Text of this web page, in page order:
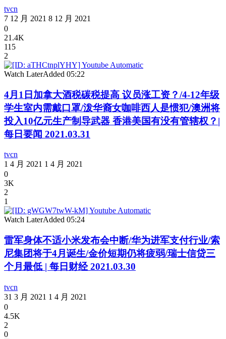
tvcn
7 12 月 2021 8 12 月 2021
0
21.4K
115
2
Watch LaterAdded 05:22
4月1日加拿大酒税碳税提高 议员涨工资？/4-12年级
学生室内需戴口罩/泼华裔女咖啡西人是惯犯/澳洲将
投入10亿元生产制导武器 香港美国有没有管辖权？|
每日要闻 2021.03.31
tvcn
1 4 月 2021 1 4 月 2021
0
3K
2
1
Watch LaterAdded 05:24
雷军身体不适小米发布会中断/华为进军支付行业/索
尼集团将于4月诞生/金价短期仍将疲弱/瑞士信贷三
个月最低 | 每日财经 2021.03.30
tvcn
31 3 月 2021 1 4 月 2021
0
4.5K
2
0